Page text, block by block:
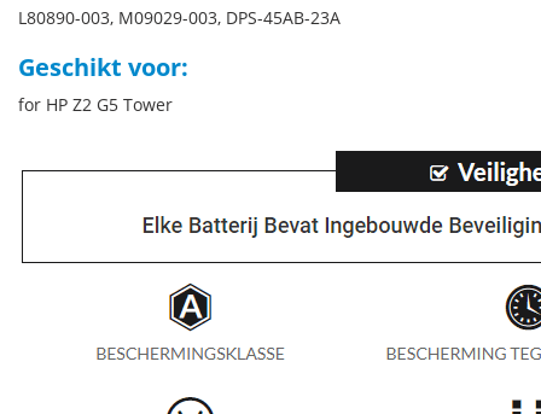
L80890-003, M09029-003, DPS-45AB-23A
Geschikt voor:
for HP Z2 G5 Tower